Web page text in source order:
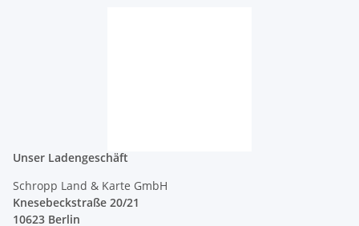
Unser Ladengeschäft
Schropp Land & Karte GmbH
Knesebeckstraße 20/21
10623 Berlin